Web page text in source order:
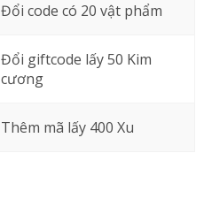
Đổi code có 20 vật phẩm
Đổi giftcode lấy 50 Kim
cương
Thêm mã lấy 400 Xu